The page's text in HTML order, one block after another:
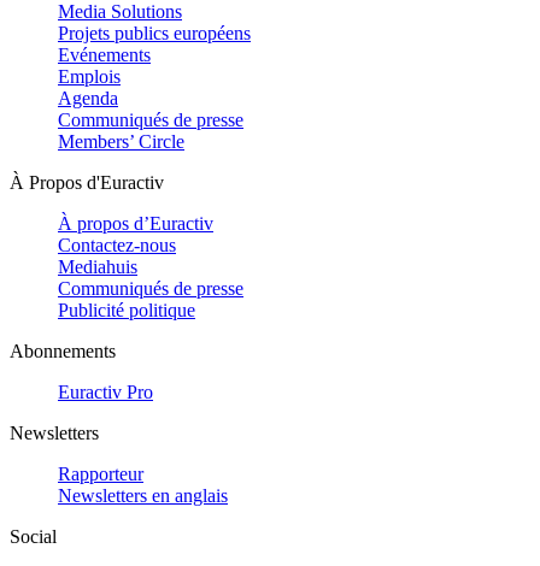
Media Solutions
Projets publics européens
Evénements
Emplois
Agenda
Communiqués de presse
Members’ Circle
À Propos d'Euractiv
À propos d’Euractiv
Contactez-nous
Mediahuis
Communiqués de presse
Publicité politique
Abonnements
Euractiv Pro
Newsletters
Rapporteur
Newsletters en anglais
Social